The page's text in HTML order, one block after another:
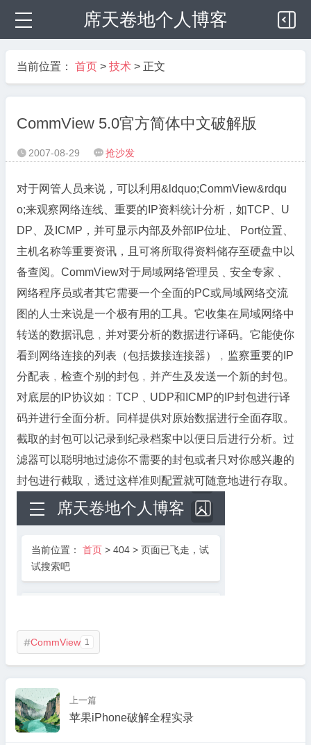
席天卷地个人博客
当前位置： 首页 > 技术 > 正文
CommView 5.0官方简体中文破解版
 2007-08-29  抢沙发
对于网管人员来说，可以利用&ldquo;CommView&rdqu
o;来观察网络连线、重要的IP资料统计分析，如TCP、U
DP、及ICMP，并可显示内部及外部IP位址、 Port位置、
主机名称等重要资讯，且可将所取得资料储存至硬盘中以
备查阅。CommView对于局域网络管理员﹑安全专家﹑
网络程序员或者其它需要一个全面的PC或局域网络交流
图的人士来说是一个极有用的工具。它收集在局域网络中
转送的数据讯息﹐并对要分析的数据进行译码。它能使你
看到网络连接的列表（包括拨接连接器）﹐监察重要的IP
分配表﹐检查个别的封包﹐并产生及发送一个新的封包。
对底层的IP协议如﹕TCP﹑UDP和ICMP的IP封包进行译
码并进行全面分析。同样提供对原始数据进行全面存取。
截取的封包可以记录到纪录档案中以便日后进行分析。过
滤器可以聪明地过滤你不需要的封包或者只对你感兴趣的
封包进行截取﹐透过这样准则配置就可随意地进行存取。
CommView 1
上一篇
苹果iPhone破解全程实录